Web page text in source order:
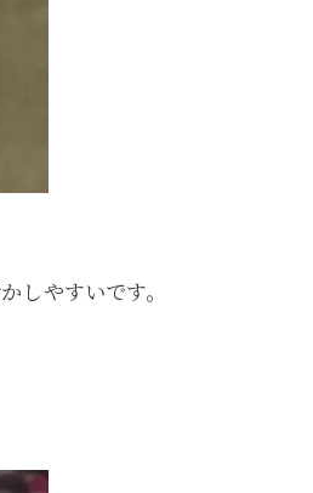
しやすいです。